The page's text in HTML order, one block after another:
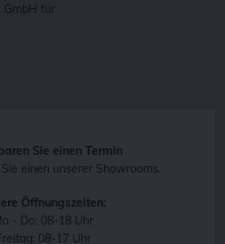
GmbH für
Sie einen Termin
einen unserer Showrooms.
Öffnungszeiten:
- Do: 08-18 Uhr
08-17 Uhr